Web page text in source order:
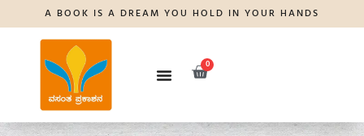
A BOOK IS A DREAM YOU HOLD IN YOUR HANDS
0